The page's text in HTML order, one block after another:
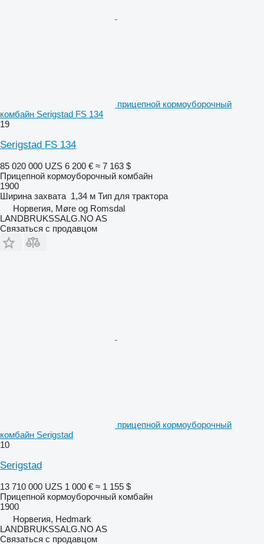
прицепной кормоуборочный
комбайн Serigstad FS 134
19
Serigstad FS 134
85 020 000 UZS 6 200 € ≈ 7 163 $
Прицепной кормоуборочный комбайн
1900
Ширина захвата 1,34 м Тип для трактора
Норвегия, Møre og Romsdal
LANDBRUKSSALG.NO AS
Связаться с продавцом
прицепной кормоуборочный
комбайн Serigstad
10
Serigstad
13 710 000 UZS 1 000 € ≈ 1 155 $
Прицепной кормоуборочный комбайн
1900
Норвегия, Hedmark
LANDBRUKSSALG.NO AS
Связаться с продавцом